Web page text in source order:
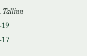
Tallinn